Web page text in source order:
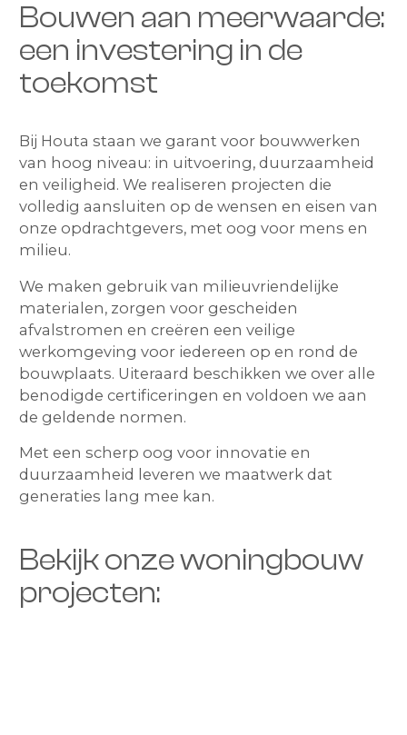
Bouwen aan meerwaarde:
een investering in de
toekomst
Bij Houta staan we garant voor bouwwerken
van hoog niveau: in uitvoering, duurzaamheid
en veiligheid. We realiseren projecten die
volledig aansluiten op de wensen en eisen van
onze opdrachtgevers, met oog voor mens en
milieu.
We maken gebruik van milieuvriendelijke
materialen, zorgen voor gescheiden
afvalstromen en creëren een veilige
werkomgeving voor iedereen op en rond de
bouwplaats. Uiteraard beschikken we over alle
benodigde certificeringen en voldoen we aan
de geldende normen.
Met een scherp oog voor innovatie en
duurzaamheid leveren we maatwerk dat
generaties lang mee kan.
Bekijk onze woningbouw
projecten: